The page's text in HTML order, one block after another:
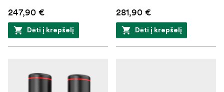
247,90 €
Dėti į krepšelį
281,90 €
Dėti į krepšelį